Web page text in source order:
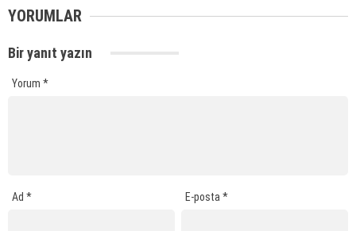
YORUMLAR
Bir yanıt yazın
Yorum *
Ad * E-posta*